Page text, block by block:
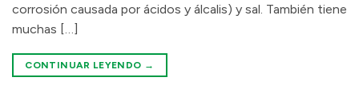
corrosión causada por ácidos y álcalis) y sal. También tiene
muchas […]
CONTINUAR LEYENDO →